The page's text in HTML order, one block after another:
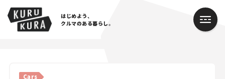
はじめよう、
クルマのある暮らし。
Cars